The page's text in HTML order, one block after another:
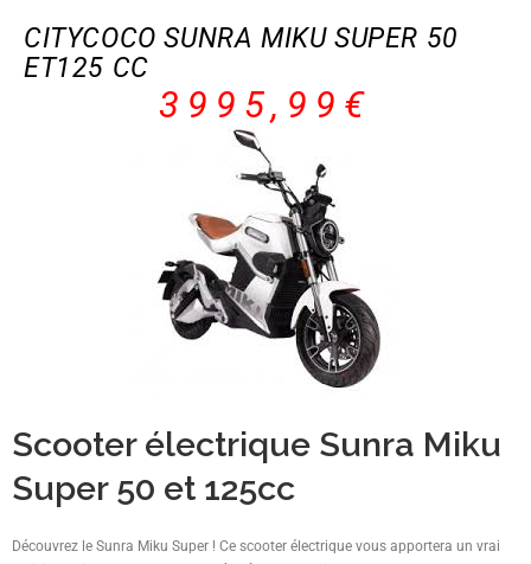
CITYCOCO SUNRA MIKU SUPER 50
ET125 CC
3995,99€
Scooter électrique Sunra Miku
Super 50 et 125cc
Découvrez le Sunra Miku Super ! Ce scooter électrique vous apportera un vrai